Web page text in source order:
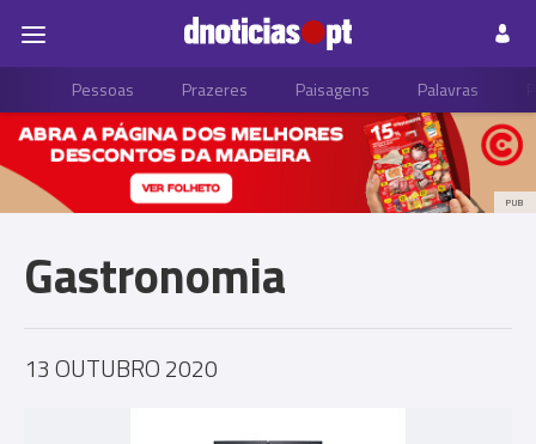
Pessoas Prazeres Paisagens Palavras
PUB
Gastronomia
13 OUTUBRO 2020